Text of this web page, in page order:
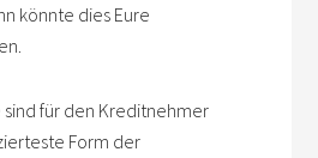
könnte dies Eure
für den Kreditnehmer
Form der